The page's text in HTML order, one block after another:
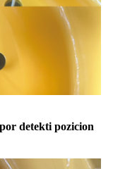
detekti pozicion